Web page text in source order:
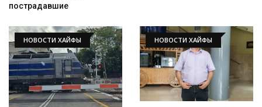
пострадавшие
НОВОСТИ ХАЙФЫ НОВОСТИ ХАЙФЫ